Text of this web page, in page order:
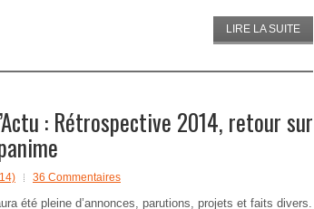
LIRE LA SUITE
: Rétrospective 2014, retour sur
36 Commentaires
été pleine d’annonces, parutions, projets et faits divers.